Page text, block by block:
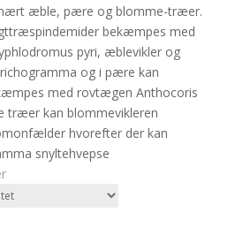
æble, pære og blomme-træer.
bekæmpes med
pyri, æblevikler og
og i pære kan
med rovtægen Anthocoris
træer kan blommevikleren
hvorefter der kan
snyltehvepse